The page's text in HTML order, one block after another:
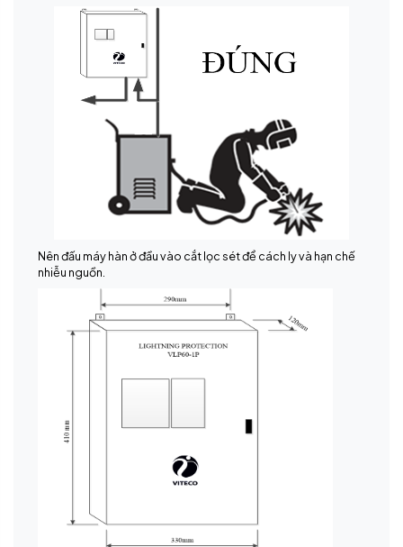
Nên đấu máy hàn ở đầu vào cắt lọc sét để cách ly và hạn chế
nhiễu nguồn.